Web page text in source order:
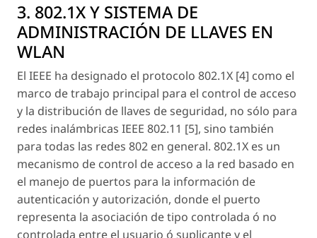
3. 802.1X Y SISTEMA DE
ADMINISTRACIÓN DE LLAVES EN
WLAN
El IEEE ha designado el protocolo 802.1X [4] como el
marco de trabajo principal para el control de acceso
y la distribución de llaves de seguridad, no sólo para
redes inalámbricas IEEE 802.11 [5], sino también
para todas las redes 802 en general. 802.1X es un
mecanismo de control de acceso a la red basado en
el manejo de puertos para la información de
autenticación y autorización, donde el puerto
representa la asociación de tipo controlada ó no
controlada entre el usuario ó suplicante y el